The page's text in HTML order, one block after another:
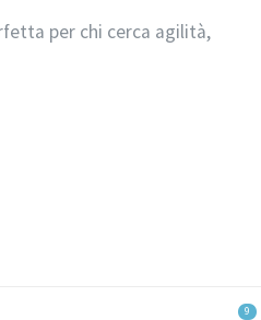
per chi cerca agilità,
9